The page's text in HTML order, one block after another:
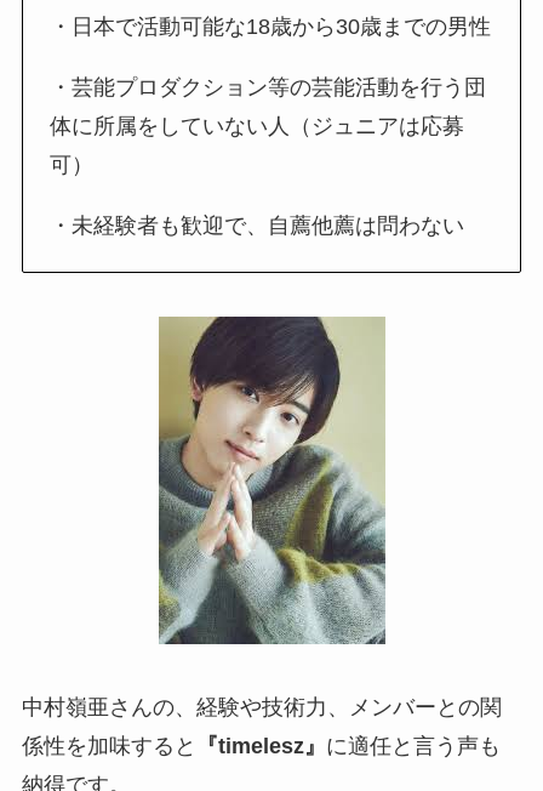
・日本で活動可能な18歳から30歳までの男性
・芸能プロダクション等の芸能活動を行う団
体に所属をしていない人（ジュニアは応募
可）
・未経験者も歓迎で、自薦他薦は問わない
中村嶺亜さんの、経験や技術力、メンバーとの関
係性を加味すると
『timelesz』 に適任と言う声も
納得です。